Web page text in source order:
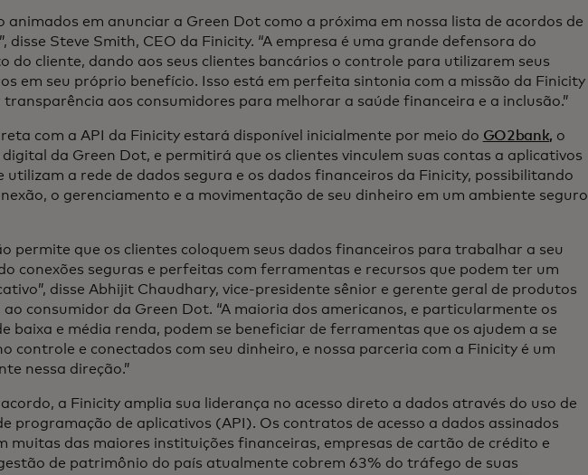
animados em anunciar a Green Dot como a próxima em nossa lista de acordos de
disse Steve Smith, CEO da Finicity. “A empresa é uma grande defensora do
do cliente, dando aos seus clientes bancários o controle para utilizarem seus
em seu próprio benefício. Isso está em perfeita sintonia com a missão da Finicity
aos consumidores para melhorar a saúde financeira e a inclusão.”
com a API da Finicity estará disponível inicialmente por meio do GO2bank, o
da Green Dot, e permitirá que os clientes vinculem suas contas a aplicativos
utilizam a rede de dados segura e os dados financeiros da Finicity, possibilitando
o gerenciamento e a movimentação de seu dinheiro em um ambiente seguro
permite que os clientes coloquem seus dados financeiros para trabalhar a seu
conexões seguras e perfeitas com ferramentas e recursos que podem ter um
disse Abhijit Chaudhary, vice-presidente sênior e gerente geral de produtos
ao consumidor da Green Dot. “A maioria dos americanos, e particularmente os
baixa e média renda, podem se beneficiar de ferramentas que os ajudem a se
controle e conectados com seu dinheiro, e nossa parceria com a Finicity é um
nessa direção.”
a Finicity amplia sua liderança no acesso direto a dados através do uso de
programação de aplicativos (API). Os contratos de acesso a dados assinados
muitas das maiores instituições financeiras, empresas de cartão de crédito e
de patrimônio do país atualmente cobrem 63% do tráfego de suas